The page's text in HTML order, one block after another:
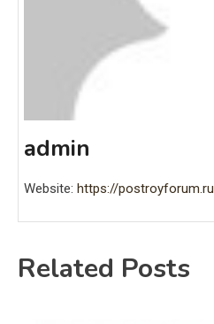
admin
Website: https://postroyforum.ru
Related Posts